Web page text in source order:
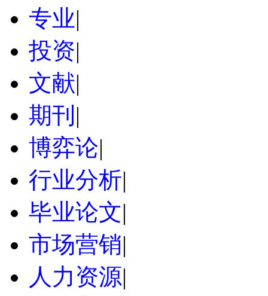
专业|
投资|
文献|
期刊 |
博弈论|
行业分析|
毕业论文|
市场营销|
人力资源|